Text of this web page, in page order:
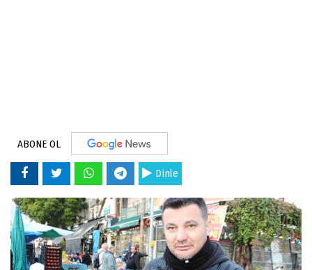
ABONE OL
Dinle